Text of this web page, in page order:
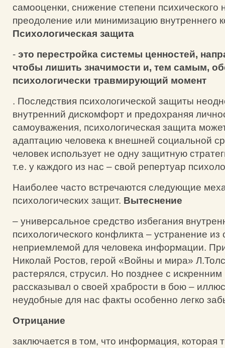
самооценки, снижение степени психического
преодоление или минимизацию внутреннего
Психологическая защита
- это перестройка системы ценностей,
чтобы лишить значимости и, тем самым,
психологически травмирующий момент
. Последствия психологической защиты
внутренний дискомфорт и предохраняя
самоуважения, психологическая защита
адаптацию человека к внешней социальной
человек использует не одну защитную
т.е. у каждого из нас – свой репертуар
Наиболее часто встречаются следующие
психологических защит. Вытеснение
– универсальное средство избегания
психологического конфликта – устранение из
неприемлемой для человека информации.
Николай Ростов, герой «Войны и мира»
растерялся, струсил. Но позднее с
рассказывал о своей храбрости в бою –
неудобные для нас факты особенно легко
Отрицание
заключается в том, что информация, которая